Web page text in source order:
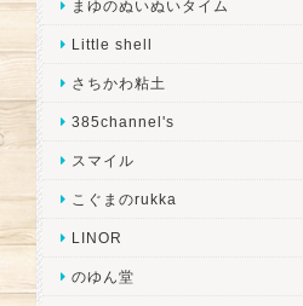
まゆのぬいぬいタイム
Little shell
さちかわ粘土
385channel's
スマイル
こぐまのrukka
LINOR
のゆん堂